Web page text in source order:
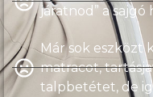
járatnod” a sajgó
Már sok eszközt
matracot,
talpbetétet, de